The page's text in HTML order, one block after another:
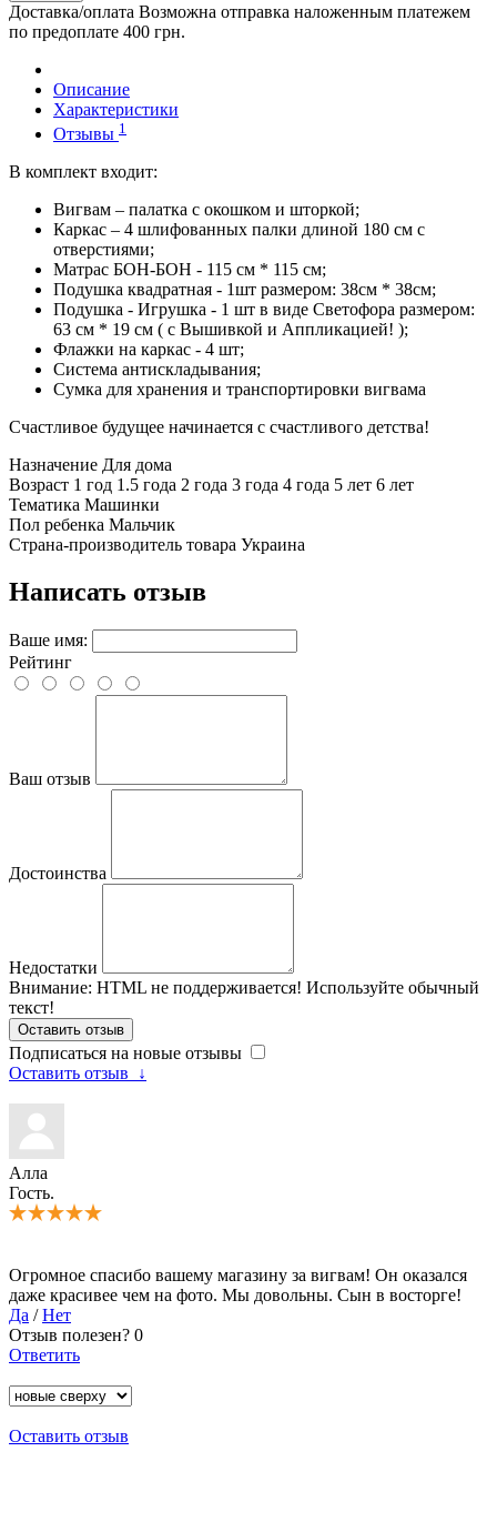
Доставка/оплата Возможна отправка наложенным платежем
по предоплате 400 грн.
Описание
Характеристики
Отзывы 1
В комплект входит:
Вигвам – палатка с окошком и шторкой;
Каркас – 4 шлифованных палки длиной 180 см с
отверстиями;
Матрас БОН-БОН - 115 см * 115 см;
Подушка квадратная - 1шт размером: 38см * 38см;
Подушка - Игрушка - 1 шт в виде Светофора размером:
63 см * 19 см ( с Вышивкой и Аппликацией! );
Флажки на каркас - 4 шт;
Система антискладывания;
Сумка для хранения и транспортировки вигвама
Счастливое будущее начинается с счастливого детства!
Назначение Для дома
Возраст 1 год 1.5 года 2 года 3 года 4 года 5 лет 6 лет
Тематика Машинки
Пол ребенка Мальчик
Страна-производитель товара Украина
Написать отзыв
Ваше имя:
Рейтинг
Ваш отзыв
Достоинства
Недостатки
Внимание: HTML не поддерживается! Используйте обычный
текст!
Оставить отзыв
Подписаться на новые отзывы
Оставить отзыв
↓
Алла
Гость.
Огромное спасибо вашему магазину за вигвам! Он оказался
даже красивее чем на фото. Мы довольны. Сын в восторге!
Да /Нет
Отзыв полезен? 0
Ответить
Оставить отзыв